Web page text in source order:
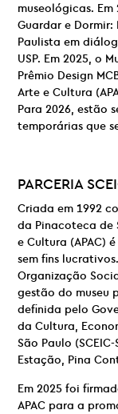
museológicas.
Guardar e Dormir:
Paulista em
USP. Em 2025, o
Prêmio Design
Arte e Cultura
Para 2026, estão
temporárias que
PARCERIA
Criada em 1992
da Pinacoteca de
e Cultura (APAC)
sem fins
Organização
gestão do museu
definida pelo
da Cultura,
São Paulo
Estação, Pina
Em 2025 foi
APAC para a